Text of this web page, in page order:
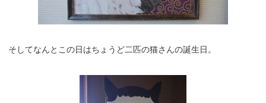
そしてなんとこの日はちょうど二匹の猫さんの誕生日。